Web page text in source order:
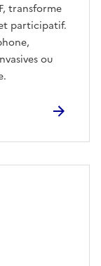
transforme
participatif.
ou